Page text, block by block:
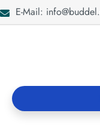
Zur Suche
E-Mail: